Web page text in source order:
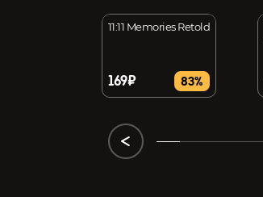
11:11 Memories Retold
169₽ 83%